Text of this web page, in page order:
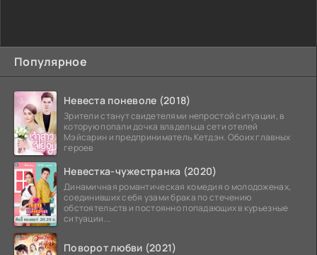
Популярное
Невеста поневоле (2018)
Зрители станут свидетелями непростой ситуации, в
которую попали дочка владельца сети отелей
Мэйсарин и предприниматель Кетдэн. Обоих главных
героев
Невестка-чужестранка (2020)
Динамичная романтическая комедия о молодоженах,
соединивших себя узами брака по стечению
обстоятельств и постоянно попадающих в курьезные
ситуации...
Поворот любви (2021)